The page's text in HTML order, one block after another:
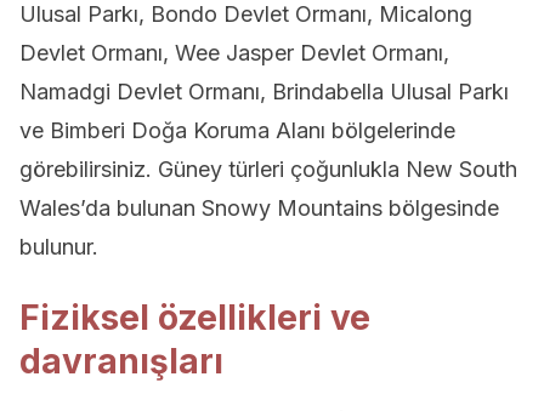
Ulusal Parkı, Bondo Devlet Ormanı, Micalong
Devlet Ormanı, Wee Jasper Devlet Ormanı,
Namadgi Devlet Ormanı, Brindabella Ulusal Parkı
ve Bimberi Doğa Koruma Alanı bölgelerinde
görebilirsiniz. Güney türleri çoğunlukla New South
Wales’da bulunan Snowy Mountains bölgesinde
bulunur.
Fiziksel özellikleri ve
davranışları